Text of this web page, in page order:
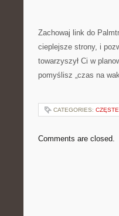
Zachowaj link do
cieplejsze strony, i
towarzyszył Ci w
pomyślisz „czas na
CATEGORIES:
Comments are closed.